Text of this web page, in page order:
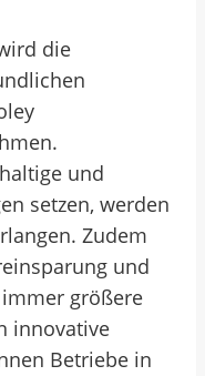
die
und
setzen, werden
Zudem
und
größere
innovative
Betriebe in